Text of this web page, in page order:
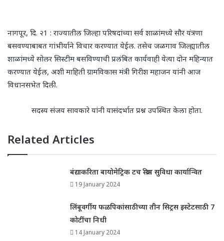
नागपूर, दि. २1 : राज्यातील जिल्हा परिषदांच्या सर्व शाळांमध्ये सौर यंत्रणा
बसवण्याबाबत गांभीर्याने विचार करण्यात येईल. तसेच जळगाव जिल्ह्यातील
शाळांमध्ये सोलर सिस्टीम बसविण्याची प्रलंबित कार्यवाही येत्या दोन महिन्यात
करण्यात येईल, अशी माहिती ग्रामविकास मंत्री गिरीश महाजन यांनी आज
विधानसभेत दिली.
सदस्य संजय सावकारे यांनी यासंदर्भात प्रश्न उपस्थित केला होता.
Related Articles
बंद्याकरिता बायोमेट्रिक टच स्क्रीन सुविधा कार्यान्वित
19 January 2024
लिंबूवर्गीय फळपिकांसाठीच्या तीन सिट्रस इस्टेटसाठी 7
कोटींचा निधी
14 January 2024